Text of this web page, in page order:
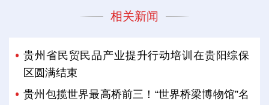
相关新闻
贵州省民贸民品产业提升行动培训在贵阳综保
区圆满结束
贵州包揽世界最高桥前三！“世界桥梁博物馆”名